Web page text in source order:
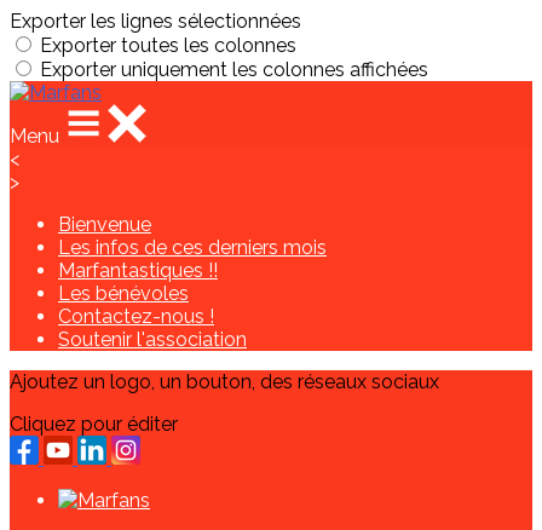
Exporter les lignes sélectionnées
Exporter toutes les colonnes
Exporter uniquement les colonnes affichées
Menu
<
>
Bienvenue
Les infos de ces derniers mois
Marfantastiques !!
Les bénévoles
Contactez-nous !
Soutenir l'association
Ajoutez un logo, un bouton, des réseaux sociaux
Cliquez pour éditer